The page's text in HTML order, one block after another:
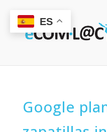
Google
ES